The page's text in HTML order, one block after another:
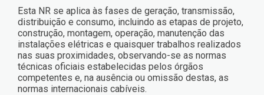
Esta NR se aplica às fases de geração, transmissão,
distribuição e consumo, incluindo as etapas de projeto,
construção, montagem, operação, manutenção das
instalações elétricas e quaisquer trabalhos realizados
nas suas proximidades, observando-se as normas
técnicas oficiais estabelecidas pelos órgãos
competentes e, na ausência ou omissão destas, as
normas internacionais cabíveis.